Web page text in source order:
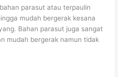
parasut atau terpaulin
mudah bergerak kesana
Bahan parasut juga sangat
mudah bergerak namun tidak